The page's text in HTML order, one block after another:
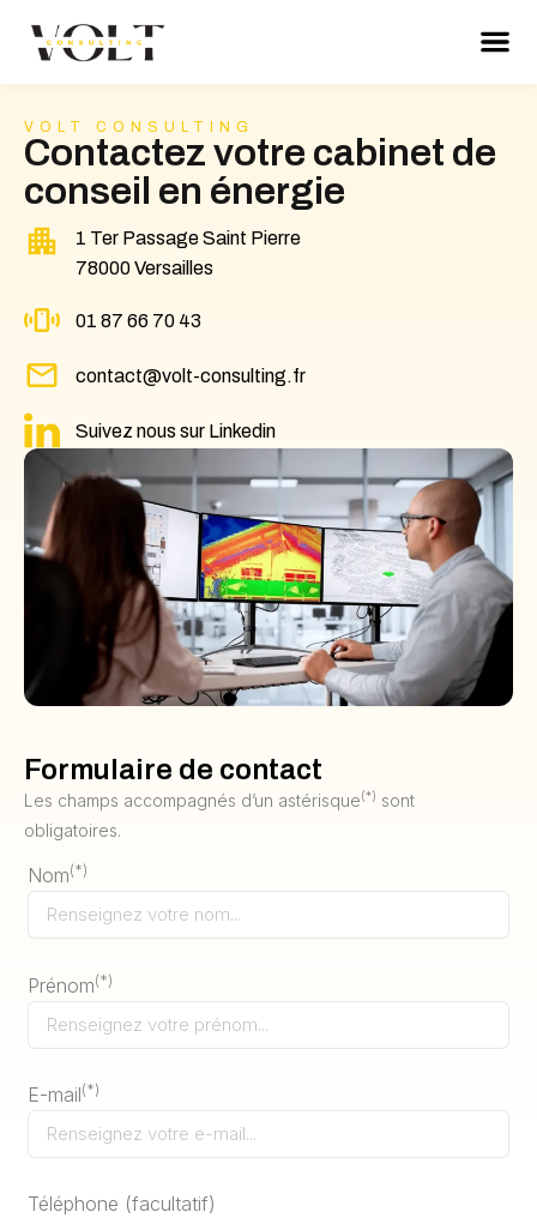
VOLT CONSULTING
Contactez votre cabinet de
conseil en énergie
1 Ter Passage Saint Pierre
78000 Versailles
01 87 66 70 43
contact@volt-consulting.fr
Suivez nous sur Linkedin
Formulaire de contact
Les champs accompagnés d’un astérisque(*) sont
obligatoires.
Nom(*)
Prénom(*)
E-mail(*)
Téléphone (facultatif)